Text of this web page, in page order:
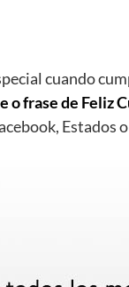
cuando
o frase de Feliz
Estados